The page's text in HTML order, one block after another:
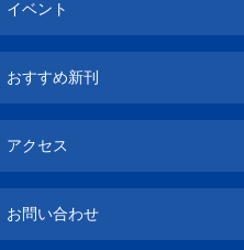
イベント
おすすめ新刊
アクセス
お問い合わせ